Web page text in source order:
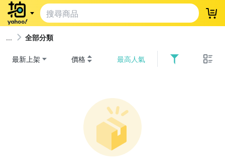
登
全部分類
最新上架 價格 最高人氣